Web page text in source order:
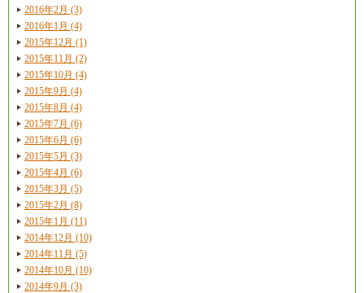
2016年2月 (3)
2016年1月 (4)
2015年12月 (1)
2015年11月 (2)
2015年10月 (4)
2015年9月 (4)
2015年8月 (4)
2015年7月 (6)
2015年6月 (6)
2015年5月 (3)
2015年4月 (6)
2015年3月 (5)
2015年2月 (8)
2015年1月 (11)
2014年12月 (10)
2014年11月 (5)
2014年10月 (10)
2014年9月 (3)